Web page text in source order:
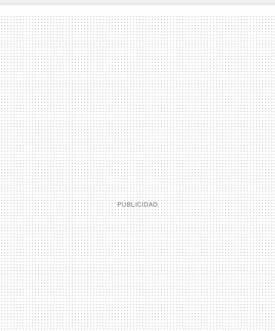
FACEBOOK
TWITTERFLIPBOARD
E-
MAIL
WHATSAPP